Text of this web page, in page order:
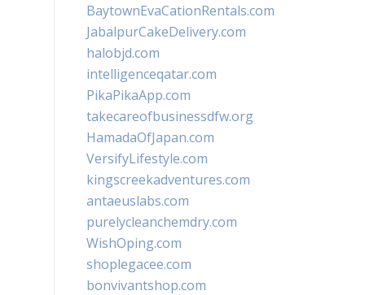
BaytownEvaCationRentals.com
JabalpurCakeDelivery.com
halobjd.com
intelligenceqatar.com
PikaPikaApp.com
takecareofbusinessdfw.org
HamadaOfJapan.com
VersifyLifestyle.com
kingscreekadventures.com
antaeuslabs.com
purelycleanchemdry.com
WishOping.com
shoplegacee.com
bonvivantshop.com